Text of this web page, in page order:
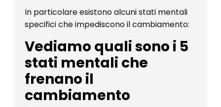
In particolare esistono alcuni stati mentali
specifici che impediscono il cambiamento:
Vediamo quali sono i 5
stati mentali che
frenano il
cambiamento